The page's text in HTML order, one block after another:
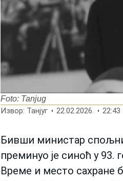
Foto: Tanjug
Извор: Танјуг 22.02.2026. 22:43
Бивши министар
преминуо је синоћ у
Време и место сахране